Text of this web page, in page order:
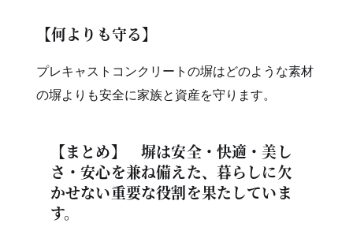
【何よりも守る】
プレキャストコンクリートの塀はどのような素材
の塀よりも安全に家族と資産を守ります。
【まとめ】 塀は安全・快適・美し
さ・安心を兼ね備えた、暮らしに欠
かせない重要な役割を果たしていま
す。